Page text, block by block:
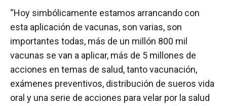
“Hoy simbólicamente estamos arrancando con
esta aplicación de vacunas, son varias, son
importantes todas, más de un millón 800 mil
vacunas se van a aplicar, más de 5 millones de
acciones en temas de salud, tanto vacunación,
exámenes preventivos, distribución de sueros vida
oral y una serie de acciones para velar por la salud